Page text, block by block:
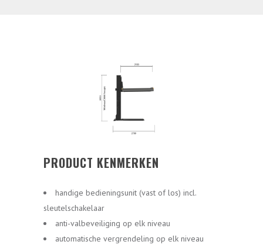
PRODUCT KENMERKEN
handige bedieningsunit (vast of los) incl.
sleutelschakelaar
anti-valbeveiliging op elk niveau
automatische vergrendeling op elk niveau